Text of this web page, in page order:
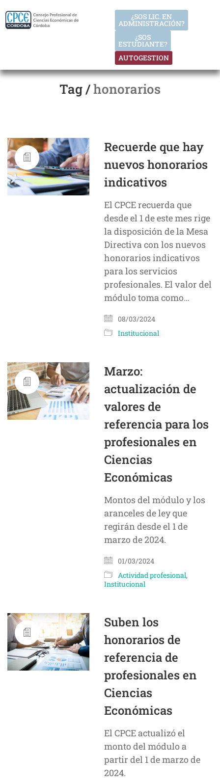
AUTOGESTION
¿SOS
ESTUDIANTE?
¿SOS LIC. EN
ADMINISTRACIÓN?
Tag /honorarios
Recuerde que hay
nuevos honorarios
indicativos
El CPCE recuerda que
desde el 1 de este mes rige
la disposición de la Mesa
Directiva con los nuevos
honorarios indicativos
para los servicios
profesionales. El valor del
módulo toma como…
08/03/2024
Institucional
Marzo:
actualización de
valores de
referencia para los
profesionales en
Ciencias
Económicas
Montos del módulo y los
aranceles de ley que
regirán desde el 1 de
marzo de 2024.
01/03/2024
Actividad profesional,
Institucional
Suben los
honorarios de
referencia de
profesionales en
Ciencias
Económicas
El CPCE actualizó el
monto del módulo a
partir del 1 de marzo de
2024.